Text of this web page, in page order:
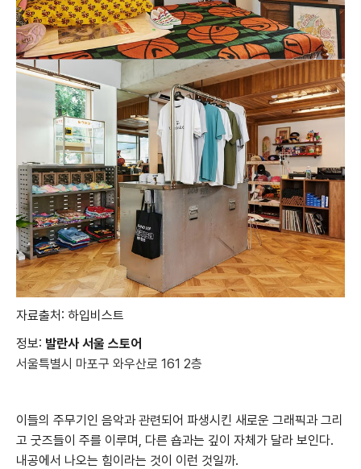
자료출처: 하입비스트
정보: 발란사 서울 스토어
서울특별시 마포구 와우산로 161 2층
이들의 주무기인 음악과 관련되어 파생시킨 새로운 그래픽과 그리
고 굿즈들이 주를 이루며, 다른 숍과는 깊이 자체가 달라 보인다.
내공에서 나오는 힘이라는 것이 이런 것일까.